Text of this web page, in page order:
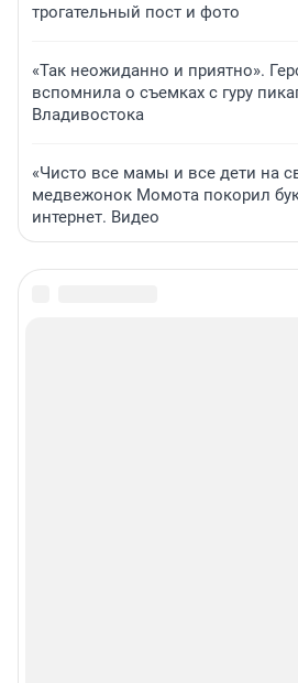
трогательный пост и фото
«Так неожиданно и приятно».
вспомнила о съемках с гуру
Владивостока
«Чисто все мамы и все дети на
медвежонок Момота покорил
интернет. Видео